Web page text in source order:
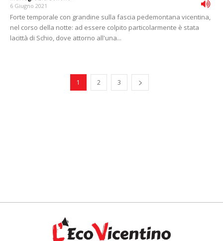
6 Giugno 2021
Forte temporale con grandine sulla fascia pedemontana vicentina,
nel corso della notte: ad essere colpito particolarmente è stata
lacittà di Schio, dove attorno all'una...
1 2 3